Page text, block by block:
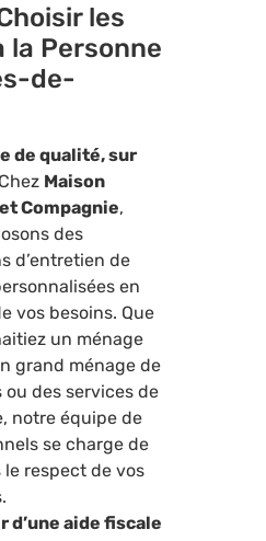
les
la Personne
de-
de qualité, sur
Maison
Compagnie,
des
d’entretien de
en
vos besoins. Que
un ménage
grand ménage de
des services de
notre équipe de
se charge de
respect de vos
d’une aide fiscale